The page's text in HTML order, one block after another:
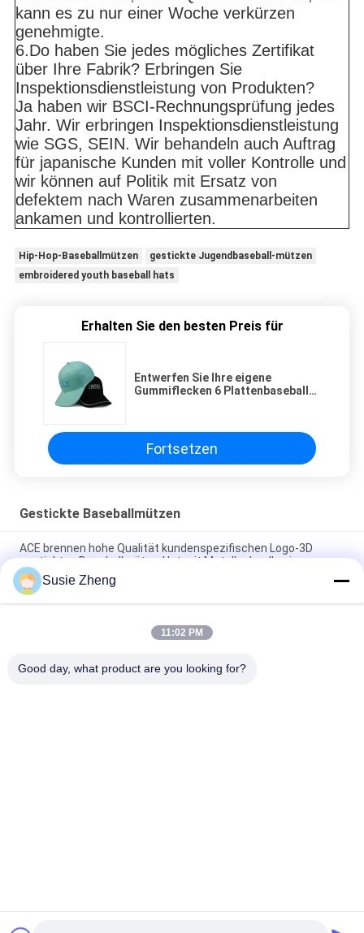
kann es zu nur einer Woche verkürzen
genehmigte.
6.Do haben Sie jedes mögliches Zertifikat
über Ihre Fabrik? Erbringen Sie
Inspektionsdienstleistung von Produkten?
Ja haben wir BSCI-Rechnungsprüfung jedes
Jahr. Wir erbringen Inspektionsdienstleistung
wie SGS, SEIN. Wir behandeln auch Auftrag
für japanische Kunden mit voller Kontrolle und
wir können auf Politik mit Ersatz von
defektem nach Waren zusammenarbeiten
ankamen und kontrollierten.
Hip-Hop-Baseballmützen
gestickte Jugendbaseball-mützen
embroidered youth baseball hats
Erhalten Sie den besten Preis für
Entwerfen Sie Ihre eigene
Gummiflecken 6 Plattenbaseball-
Frauen
Fortsetzen
Gestickte Baseballmützen
ACE brennen hohe Qualität kundenspezifischen Logo-3D
gestickten Baseballmütze-Hut mit Metallschnalle ein
Platten-Baseballmütze-fester klassischer sechs Platten-
unstrukturierter Vati-Hut 100% des Polyester-6
Fernlastfahrer gebogene Platten-Vati-Kappe des Rand-sechs
Susie Zheng
11:02 PM
Good day, what product are you looking for?